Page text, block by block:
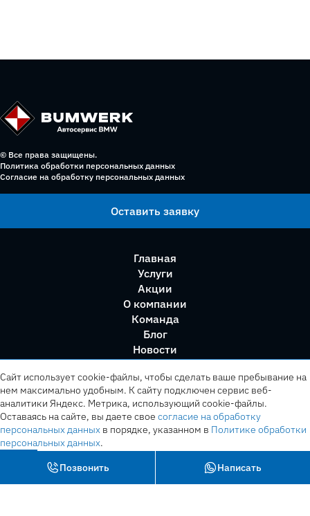
© Все права защищены.
Политика обработки персональных данных
Согласие на обработку персональных данных
Оставить заявку
Главная
Услуги
Акции
О компании
Команда
Блог
Новости
Позвонить Написать
Сайт использует cookie-файлы, чтобы сделать ваше пребывание на
нем максимально удобным. К cайту подключен сервис веб-
аналитики Яндекс. Метрика, использующий cookie-файлы.
Оставаясь на сайте, вы даете свое согласие на обработку
персональных данных в порядке, указанном в Политике обработки
персональных данных.